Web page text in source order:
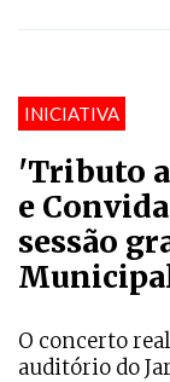
INICIATIVA
'Tributo
e
sessão
O concerto
auditório do